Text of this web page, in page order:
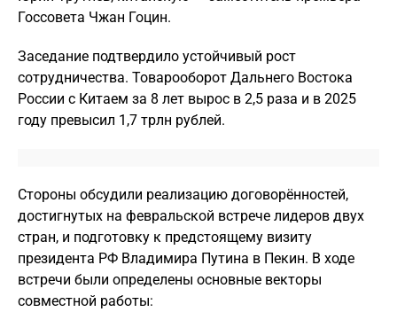
Госсовета Чжан Гоцин.
Заседание подтвердило устойчивый рост
сотрудничества. Товарооборот Дальнего Востока
России с Китаем за 8 лет вырос в 2,5 раза и в 2025
году превысил 1,7 трлн рублей.
Стороны обсудили реализацию договорённостей,
достигнутых на февральской встрече лидеров двух
стран, и подготовку к предстоящему визиту
президента РФ Владимира Путина в Пекин. В ходе
встречи были определены основные векторы
совместной работы: